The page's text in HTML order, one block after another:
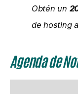
Obtén un
de hosting
Agenda de